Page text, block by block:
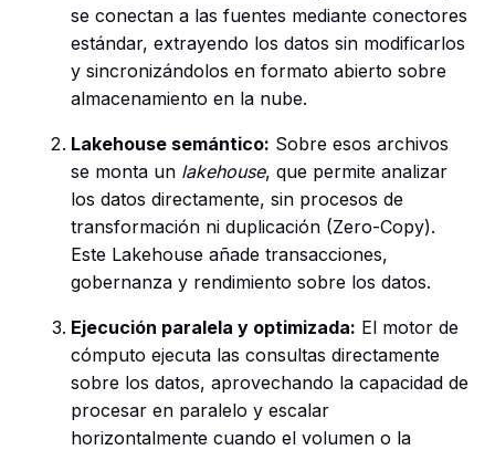
se conectan a las fuentes mediante conectores
estándar, extrayendo los datos sin modificarlos
y sincronizándolos en formato abierto sobre
almacenamiento en la nube.
Lakehouse semántico: Sobre esos archivos
se monta un lakehouse, que permite analizar
los datos directamente, sin procesos de
transformación ni duplicación (Zero-Copy).
Este Lakehouse añade transacciones,
gobernanza y rendimiento sobre los datos.
Ejecución paralela y optimizada: El motor de
cómputo ejecuta las consultas directamente
sobre los datos, aprovechando la capacidad de
procesar en paralelo y escalar
horizontalmente cuando el volumen o la